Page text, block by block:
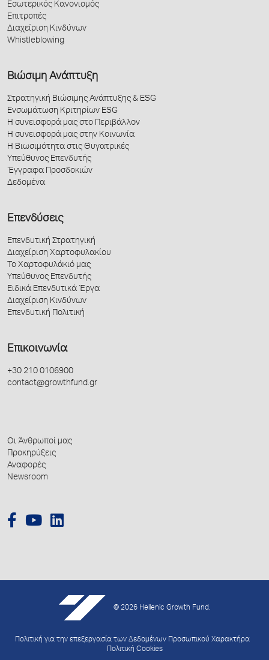
Εσωτερικός Κανονισμός
Επιτροπές
Διαχείριση Κινδύνων
Whistleblowing
Βιώσιμη Ανάπτυξη
Στρατηγική Βιώσιμης Ανάπτυξης & ESG
Ενσωμάτωση Κριτηρίων ESG
Η συνεισφορά μας στο Περιβάλλον
Η συνεισφορά μας στην Κοινωνία
Η Βιωσιμότητα στις Θυγατρικές
Υπεύθυνος Επενδυτής
Έγγραφα Προσδοκιών
Δεδομένα
Επενδύσεις
Επενδυτική Στρατηγική
Διαχείριση Χαρτοφυλακίου
Το Χαρτοφυλάκιό μας
Υπεύθυνος Επενδυτής
Ειδικά Επενδυτικά Έργα
Διαχείριση Κινδύνων
Επενδυτική Πολιτική
Επικοινωνία
+30 210 0106900
contact@growthfund.gr
Οι Άνθρωποί μας
Προκηρύξεις
Αναφορές
Newsroom
© 2026 Hellenic Growth Fund.
Πολιτική για την επεξεργασία των Δεδομένων Προσωπικού Χαρακτήρα
Πολιτική Cookies